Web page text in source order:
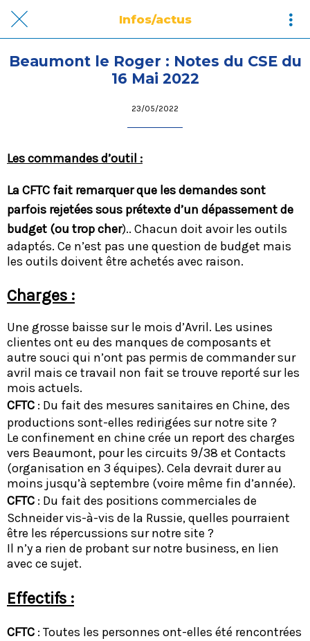
Infos/actus
Beaumont le Roger : Notes du CSE du
16 Mai 2022
23/05/2022
Les commandes d’outil :
La CFTC fait remarquer que les demandes sont
parfois rejetées sous prétexte d’un dépassement de
budget (ou trop cher).. Chacun doit avoir les outils
adaptés. Ce n’est pas une question de budget mais
les outils doivent être achetés avec raison.
Charges :
Une grosse baisse sur le mois d’Avril. Les usines
clientes ont eu des manques de composants et
autre souci qui n’ont pas permis de commander sur
avril mais ce travail non fait se trouve reporté sur les
mois actuels.
CFTC : Du fait des mesures sanitaires en Chine, des
productions sont-elles redirigées sur notre site ?
Le confinement en chine crée un report des charges
vers Beaumont, pour les circuits 9/38 et Contacts
(organisation en 3 équipes). Cela devrait durer au
moins jusqu’à septembre (voire même fin d’année).
CFTC : Du fait des positions commerciales de
Schneider vis-à-vis de la Russie, quelles pourraient
être les répercussions sur notre site ?
Il n’y a rien de probant sur notre business, en lien
avec ce sujet.
Effectifs :
CFTC : Toutes les personnes ont-elles été rencontrées